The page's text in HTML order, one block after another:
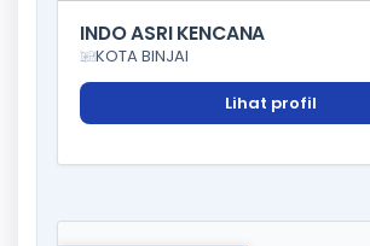
INDO ASRI KENCANA
KOTA BINJAI
Lihat profil